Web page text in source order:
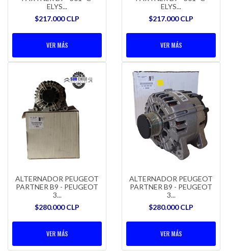
ELYS...
$217.000 CLP
VER MÁS
ELYS...
$217.000 CLP
VER MÁS
ALTERNADOR PEUGEOT
PARTNER B9 - PEUGEOT
3...
$280.000 CLP
VER MÁS
ALTERNADOR PEUGEOT
PARTNER B9 - PEUGEOT
3...
$280.000 CLP
VER MÁS